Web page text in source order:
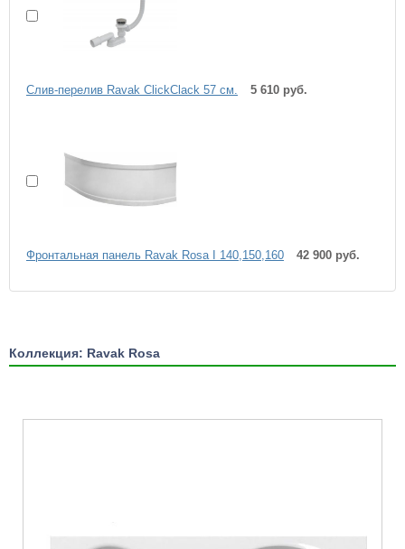
Слив-перелив Ravak ClickClack 57 см. 5 610 руб.
Фронтальная панель Ravak Rosa I 140,150,160 42 900 руб.
Коллекция: Ravak Rosa